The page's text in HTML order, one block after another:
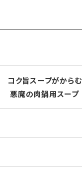
コク旨スープがからむ
悪魔の肉鍋用スープ